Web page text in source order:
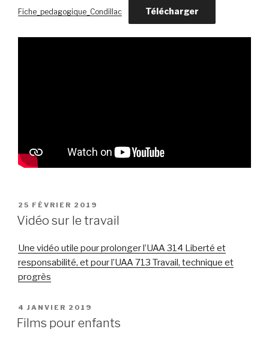
Fiche_pedagogique_Condillac Télécharger
PUBLIÉ
LE
25 FÉVRIER 2019
Vidéo sur le travail
Une vidéo utile pour prolonger l’UAA 314 Liberté et
responsabilité, et pour l’UAA 713 Travail, technique et
progrès
PUBLIÉ
LE
4 JANVIER 2019
Films pour enfants